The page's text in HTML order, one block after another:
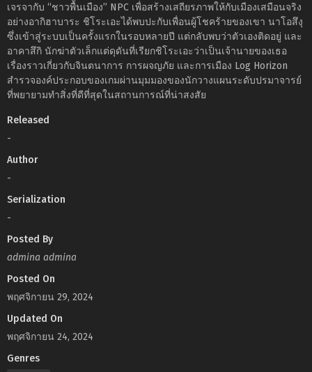
เจรจากับ “ชาวพื้นเมือง” NPC เพื่อสร้างเสถียรภาพให้กับเมืองเสมือนจริง
อย่างอากิฮาบาระ ชิโระเอะได้พบปะกับเพื่อนผู้โชคร้ายของเขา นาโอสึงุ
ซึ่งเข้าสู่ระบบเป็นครั้งแรกในรอบหลายปี แต่กลับพบว่าตัวเองติดอยู่ และ
อาคาสึกิ นักฆ่าตัวเล็กแต่ดุดันที่เรียกชิโระเอะว่าเป็นเจ้านายของเธอ
เรื่องราวเกี่ยวกับจินตนาการ การผจญภัย และการเมือง Log Horizon
สำรวจองค์ประกอบของเกมผ่านมุมมองของนักวางแผนระดับปรมาจารย์
ที่พยายามทำสิ่งที่ดีที่สุดในสถานการณ์ที่น่าสงสัย
Released
-
Author
-
Serialization
-
Posted By
admina admina
Posted On
พฤศจิกายน 29, 2024
Updated On
พฤศจิกายน 24, 2024
Genres